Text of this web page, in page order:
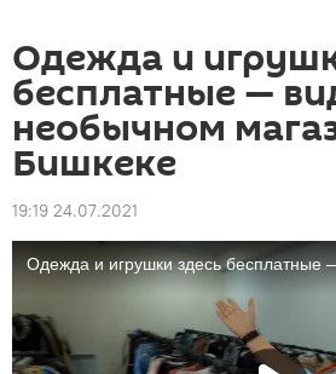
Одежда и
бесплатные —
необычном
Бишкеке
19:19 24.07.2021